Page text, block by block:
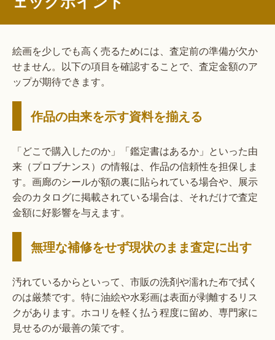
絵画を少しでも高く売るためには、査定前の準備が欠か
せません。以下の項目を確認することで、査定金額のア
ップが期待できます。
作品の由来を示す資料を揃える
「どこで購入したのか」「鑑定書はあるか」といった由
来（プロブナンス）の情報は、作品の信頼性を担保しま
す。画廊のシールが額の裏に貼られている場合や、展示
会のカタログに掲載されている場合は、それだけで査定
金額に好影響を与えます。
無理な補修をせず現状のまま査定に出す
汚れているからといって、市販の洗剤や濡れた布で拭く
のは厳禁です。特に油絵や水彩画は表面が剥離するリス
クがあります。ホコリを軽く払う程度に留め、専門家に
見せるのが最善の策です。